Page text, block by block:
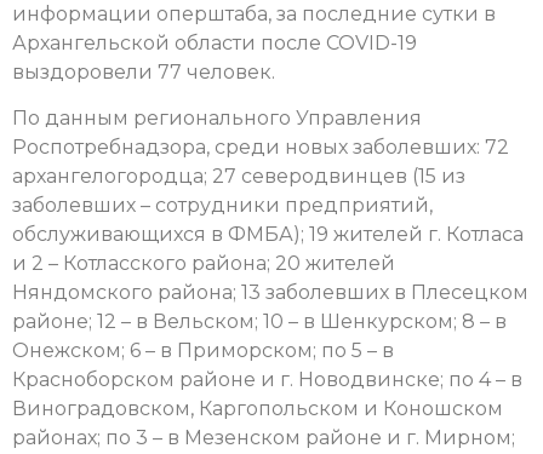
информации оперштаба, за последние сутки в
Архангельской области после COVID-19
выздоровели 77 человек.
По данным регионального Управления
Роспотребнадзора, среди новых заболевших: 72
архангелогородца; 27 северодвинцев (15 из
заболевших – сотрудники предприятий,
обслуживающихся в ФМБА); 19 жителей г. Котласа
и 2 – Котласского района; 20 жителей
Няндомского района; 13 заболевших в Плесецком
районе; 12 – в Вельском; 10 – в Шенкурском; 8 – в
Онежском; 6 – в Приморском; по 5 – в
Красноборском районе и г. Новодвинске; по 4 – в
Виноградовском, Каргопольском и Коношском
районах; по 3 – в Мезенском районе и г. Мирном;